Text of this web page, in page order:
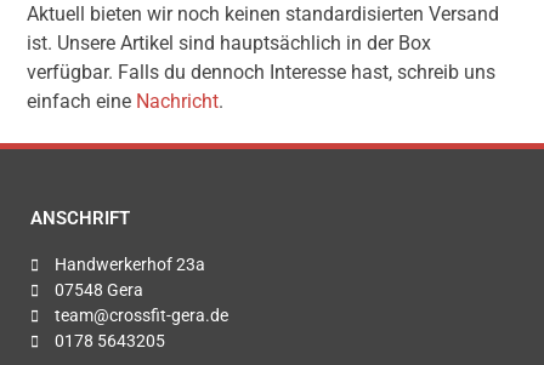
Aktuell bieten wir noch keinen standardisierten Versand
ist. Unsere Artikel sind hauptsächlich in der Box
verfügbar. Falls du dennoch Interesse hast, schreib uns
einfach eine Nachricht.
ANSCHRIFT
Handwerkerhof 23a
07548 Gera
team@crossfit-gera.de
0178 5643205